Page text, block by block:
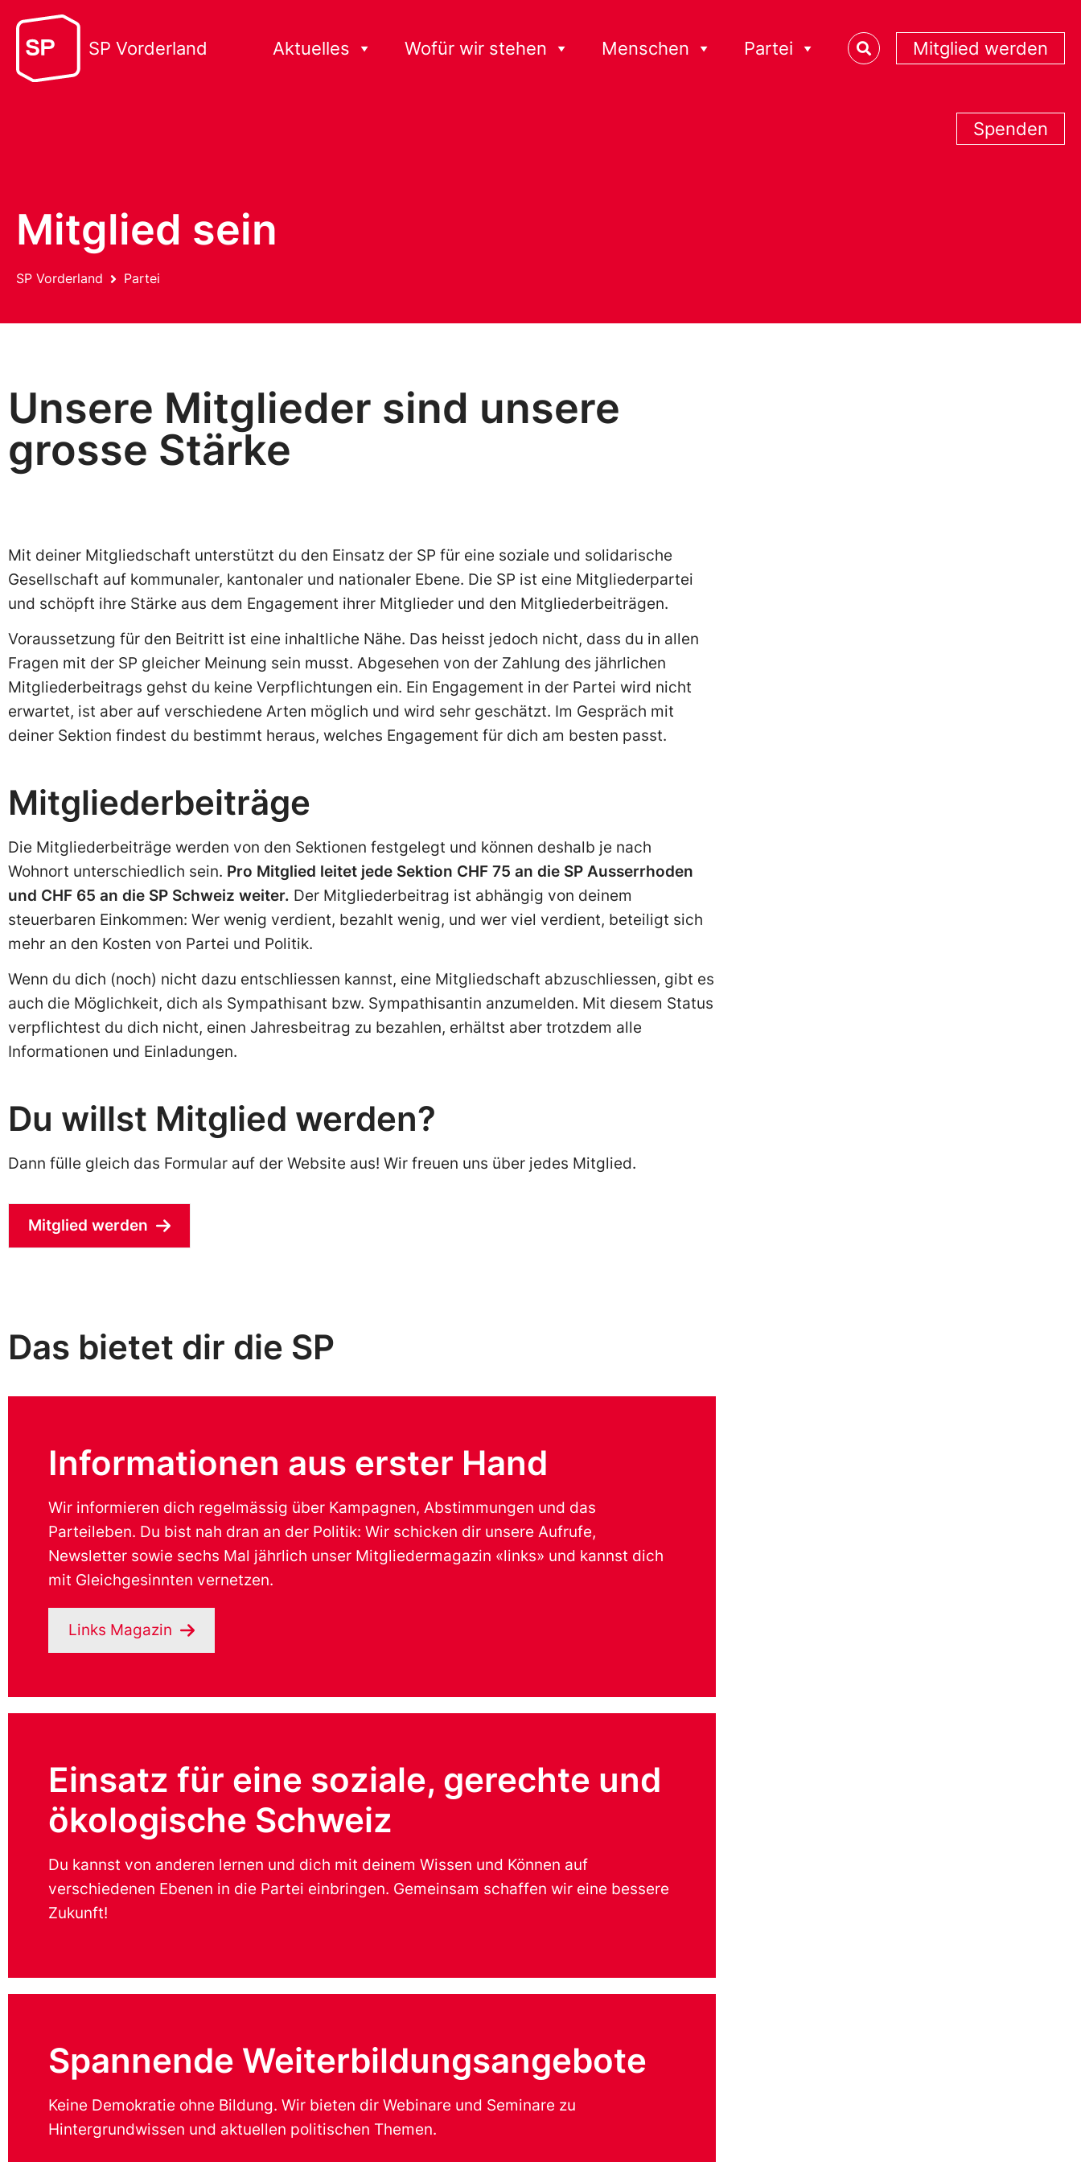
SP Vorderland Aktuelles Wofür wir stehen Menschen Partei Mitglied werden
Spenden
Mitglied sein
SP Vorderland Partei
Unsere Mitglieder sind unsere
grosse Stärke
Mit deiner Mitgliedschaft unterstützt du den Einsatz der SP für eine soziale und solidarische
Gesellschaft auf kommunaler, kantonaler und nationaler Ebene. Die SP ist eine Mitgliederpartei
und schöpft ihre Stärke aus dem Engagement ihrer Mitglieder und den Mitgliederbeiträgen.
Voraussetzung für den Beitritt ist eine inhaltliche Nähe. Das heisst jedoch nicht, dass du in allen
Fragen mit der SP gleicher Meinung sein musst. Abgesehen von der Zahlung des jährlichen
Mitgliederbeitrags gehst du keine Verpflichtungen ein. Ein Engagement in der Partei wird nicht
erwartet, ist aber auf verschiedene Arten möglich und wird sehr geschätzt. Im Gespräch mit
deiner Sektion findest du bestimmt heraus, welches Engagement für dich am besten passt.
Mitgliederbeiträge
Die Mitgliederbeiträge werden von den Sektionen festgelegt und können deshalb je nach
Wohnort unterschiedlich sein. Pro Mitglied leitet jede Sektion CHF 75 an die SP Ausserrhoden
und CHF 65 an die SP Schweiz weiter. Der Mitgliederbeitrag ist abhängig von deinem
steuerbaren Einkommen: Wer wenig verdient, bezahlt wenig, und wer viel verdient, beteiligt sich
mehr an den Kosten von Partei und Politik.
Wenn du dich (noch) nicht dazu entschliessen kannst, eine Mitgliedschaft abzuschliessen, gibt es
auch die Möglichkeit, dich als Sympathisant bzw. Sympathisantin anzumelden. Mit diesem Status
verpflichtest du dich nicht, einen Jahresbeitrag zu bezahlen, erhältst aber trotzdem alle
Informationen und Einladungen.
Du willst Mitglied werden?
Dann fülle gleich das Formular auf der Website aus! Wir freuen uns über jedes Mitglied.
Mitglied werden
Das bietet dir die SP
Informationen aus erster Hand
Wir informieren dich regelmässig über Kampagnen, Abstimmungen und das
Parteileben. Du bist nah dran an der Politik: Wir schicken dir unsere Aufrufe,
Newsletter sowie sechs Mal jährlich unser Mitgliedermagazin «links» und kannst dich
mit Gleichgesinnten vernetzen.
Links Magazin
Einsatz für eine soziale, gerechte und
ökologische Schweiz
Du kannst von anderen lernen und dich mit deinem Wissen und Können auf
verschiedenen Ebenen in die Partei einbringen. Gemeinsam schaffen wir eine bessere
Zukunft!
Spannende Weiterbildungsangebote
Keine Demokratie ohne Bildung. Wir bieten dir Webinare und Seminare zu
Hintergrundwissen und aktuellen politischen Themen.